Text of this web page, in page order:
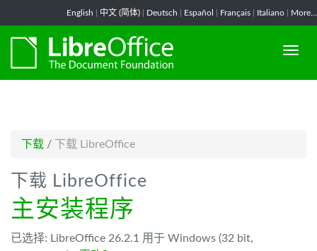
English 中文 (简体) Deutsch Español Français Italiano More...
下载 / 下载 LibreOffice
下载 LibreOffice
主安装程序
已选择: LibreOffice 26.2.1 用于 Windows (32 bit,